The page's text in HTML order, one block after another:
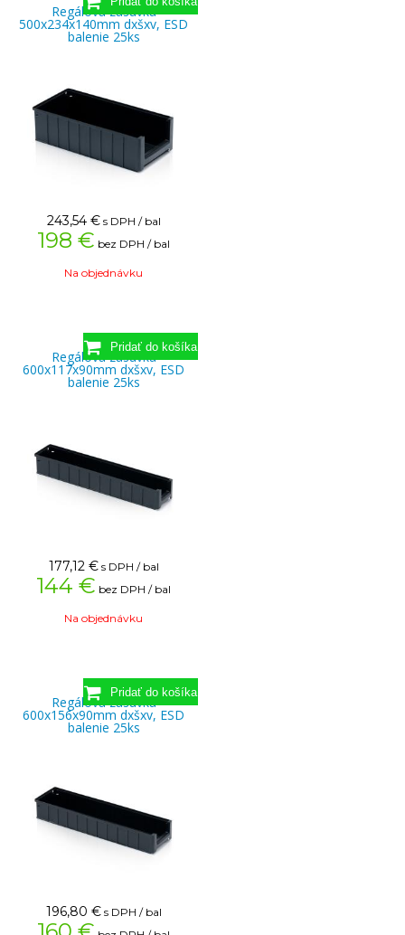
Regálová zásuvka
500x234x140mm dxšxv, ESD
balenie 25ks
243,54 € s DPH / bal
198 € bez DPH / bal
Na objednávku
Regálová zásuvka
600x117x90mm dxšxv, ESD
balenie 25ks
177,12 € s DPH / bal
144 € bez DPH / bal
Na objednávku
Regálová zásuvka
600x156x90mm dxšxv, ESD
balenie 25ks
196,80 € s DPH / bal